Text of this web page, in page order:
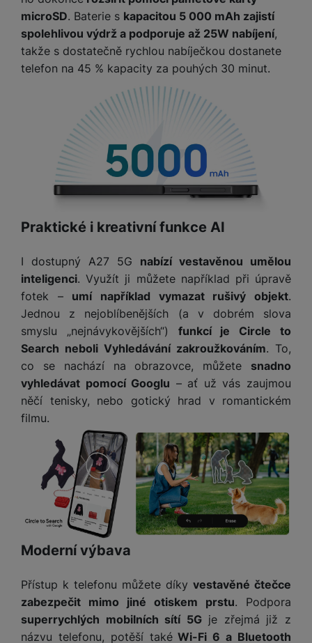
microSD. Baterie s kapacitou 5 000 mAh zajistí
spolehlivou výdrž a podporuje až 25W nabíjení,
takže s dostatečně rychlou nabíječkou dostanete
telefon na 45 % kapacity za pouhých 30 minut.
Praktické i kreativní funkce AI
I dostupný A27 5G nabízí vestavěnou umělou
inteligenci. Využít ji můžete například při úpravě
fotek – umí například vymazat rušivý objekt.
Jednou z nejoblíbenějších (a v dobrém slova
smyslu „nejnávykovějších“) funkcí je Circle to
Search neboli Vyhledávání zakroužkováním. To,
co se nachází na obrazovce, můžete snadno
vyhledávat pomocí Googlu – ať už vás zaujmou
něčí tenisky, nebo gotický hrad v romantickém
filmu.
Moderní výbava
Přístup k telefonu můžete díky vestavěné čtečce
zabezpečit mimo jiné otiskem prstu. Podpora
superrychlých mobilních sítí 5Gje zřejmá již z
názvu telefonu, potěší takéWi-Fi 6 a Bluetooth